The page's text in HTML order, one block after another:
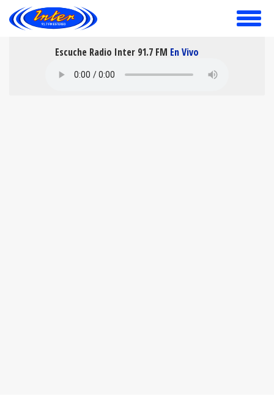
toggle
Escuche Radio Inter 91.7 FM En Vivo